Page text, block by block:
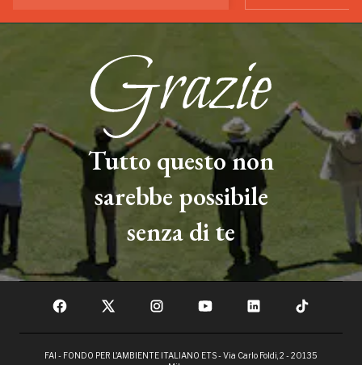
Tutto questo non
sarebbe possibile
senza di te
FAI - FONDO PER L'AMBIENTE ITALIANO ETS - Via Carlo Foldi, 2 - 20135